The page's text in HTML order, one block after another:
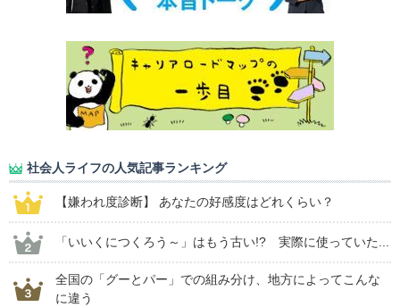
社会人ライフの人気記事ランキング
【嫌われ度診断】 あなたの好感度はどれくらい？
「いいくにつくろう～」はもう古い!? 実際に使っていた...
全国の「グーとパー」での組み分け、地方によってこんな
に違う